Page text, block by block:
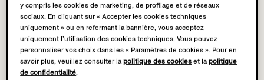
y compris les cookies de marketing, de profilage et de réseaux
sociaux. En cliquant sur « Accepter les cookies techniques
uniquement » ou en refermant la bannière, vous acceptez
uniquement l’utilisation des cookies techniques. Vous pouvez
personnaliser vos choix dans les « Paramètres de cookies ». Pour en
savoir plus, veuillez consulter lapolitique des cookies et lapolitique
de confidentialité.